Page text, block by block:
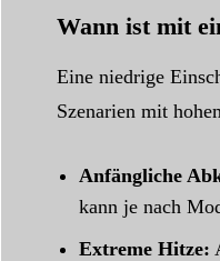
Wann ist mit
Eine niedrige
Szenarien mit
Anfängliche
kann je nach
Extreme Hitze: